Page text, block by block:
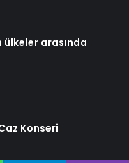
arasında
Konseri